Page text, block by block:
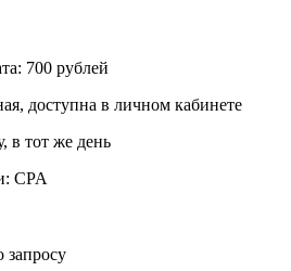
700 рублей
доступна в личном кабинете
в тот же день
CPA
запросу